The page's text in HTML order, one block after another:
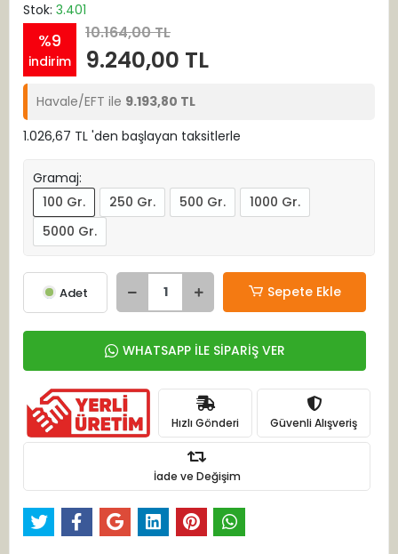
Stok: 3.401
%9
indirim
10.164,00 TL
9.240,00 TL
Havale/EFT ile 9.193,80 TL
1.026,67 TL 'den başlayan taksitlerle
Gramaj:
100 Gr.
250 Gr. 500 Gr.
1000 Gr.
5000 Gr.
Adet Sepete Ekle
WHATSAPP İLE SİPARİŞ VER
Hızlı Gönderi Güvenli Alışveriş
İade ve Değişim